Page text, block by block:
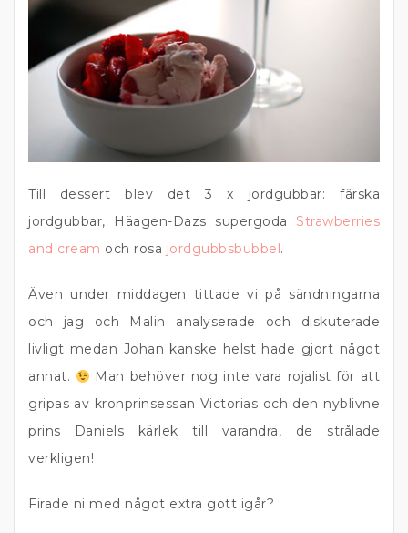
Till dessert blev det 3 x jordgubbar: färska
jordgubbar, Häagen-Dazs supergoda Strawberries
and cream och rosa jordgubbsbubbel.
Även under middagen tittade vi på sändningarna
och jag och Malin analyserade och diskuterade
livligt medan Johan kanske helst hade gjort något
annat.
Man behöver nog inte vara rojalist för att
gripas av kronprinsessan Victorias och den nyblivne
prins Daniels kärlek till varandra, de strålade
verkligen!
Firade ni med något extra gott igår?